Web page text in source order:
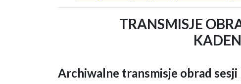
TRANSMISJE
Archiwalne transmisje obrad